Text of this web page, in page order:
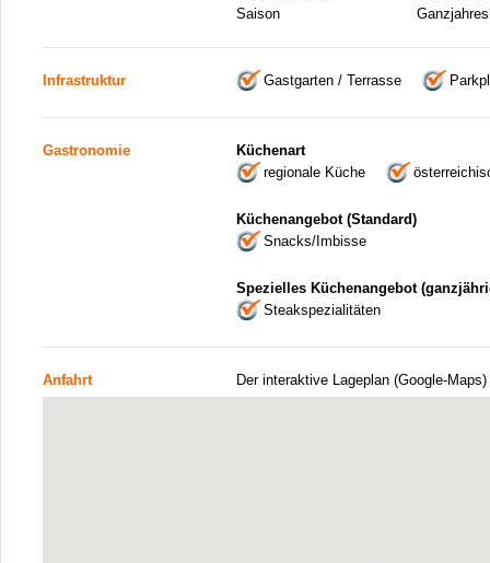
Saison
Infrastruktur Gastgarten / Terrasse
Gastronomie
Küchenart
regionale Küche
Küchenangebot (Standard)
Snacks/Imbisse
Spezielles Küchenangebot
Steakspezialitäten
Anfahrt Der interaktive Lageplan (Google-